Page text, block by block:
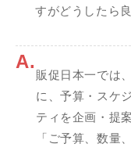
すがどうしたら
A.
販促日本一では
に、予算・スケ
ティを企画・提
「ご予算、数量